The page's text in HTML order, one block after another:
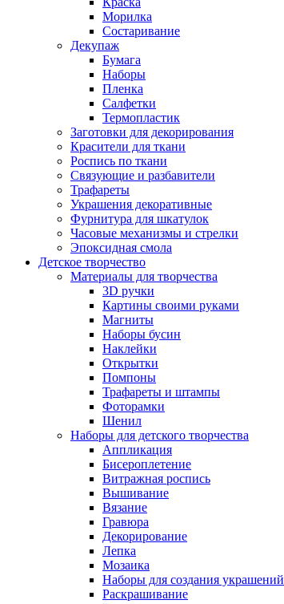
Морилка
Состаривание
Декупаж
Бумага
Наборы
Пленка
Салфетки
Термопластик
Заготовки для декорирования
Красители для ткани
Роспись по ткани
Связующие и разбавители
Трафареты
Украшения декоративные
Фурнитура для шкатулок
Часовые механизмы и стрелки
Эпоксидная смола
Детское творчество
Материалы для творчества
3D ручки
Картины своими руками
Магниты
Наборы бусин
Наклейки
Открытки
Помпоны
Трафареты и штампы
Фоторамки
Шенил
Наборы для детского творчества
Аппликация
Бисероплетение
Витражная роспись
Вышивание
Вязание
Гравюра
Декорирование
Лепка
Мозаика
Наборы для создания украшений
Раскрашивание